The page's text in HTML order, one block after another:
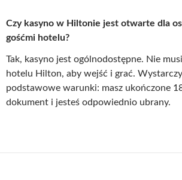
Czy kasyno w Hiltonie jest otwarte dla
gośćmi hotelu?
Tak, kasyno jest ogólnodostępne. Nie
hotelu Hilton, aby wejść i grać.
podstawowe warunki: masz ukończone
dokument i jesteś odpowiednio ubrany.